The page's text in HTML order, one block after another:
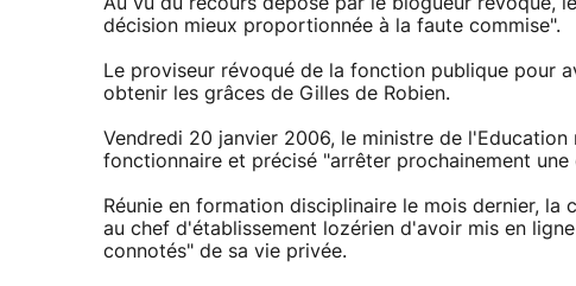
décision mieux proportionnée à la faute commise".
Le proviseur révoqué de la fonction publique pour
obtenir les grâces de Gilles de Robien.
Vendredi 20 janvier 2006, le ministre de
fonctionnaire et précisé "arrêter prochainement
Réunie en formation disciplinaire le mois dernier,
au chef d'établissement lozérien d'avoir mis en
connotés" de sa vie privée.